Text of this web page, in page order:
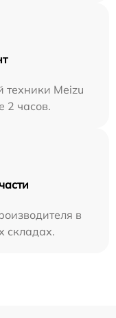
техники Meizu
2 часов.
в
складах.